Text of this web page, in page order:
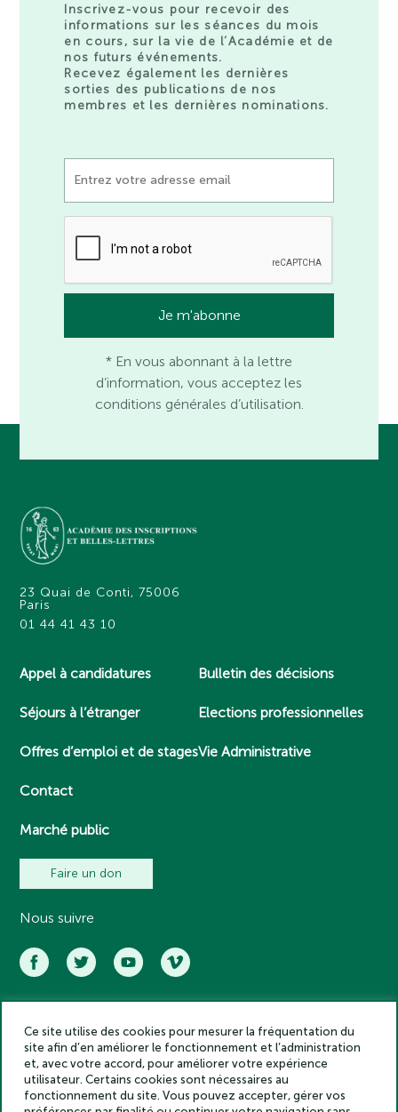
Inscrivez-vous pour recevoir des
informations sur les séances du mois
en cours, sur la vie de l’Académie et de
nos futurs événements.
Recevez également les dernières
sorties des publications de nos
membres et les dernières nominations.
* En vous abonnant à la lettre
d’information, vous acceptez les
conditions générales d’utilisation.
23 Quai de Conti, 75006
Paris
01 44 41 43 10
Appel à candidatures
Séjours à l’étranger
Offres d’emploi et de stages
Contact
Marché public
Bulletin des décisions
Elections professionnelles
Vie Administrative
Faire un don
Nous suivre
Académie des inscriptions et belles lettres – Tous droits réservés
2025
Politique de confidentialité
Mentions légales
Ce site utilise des cookies pour mesurer la fréquentation du
site afin d’en améliorer le fonctionnement et l’administration
et, avec votre accord, pour améliorer votre expérience
utilisateur. Certains cookies sont nécessaires au
fonctionnement du site. Vous pouvez accepter, gérer vos